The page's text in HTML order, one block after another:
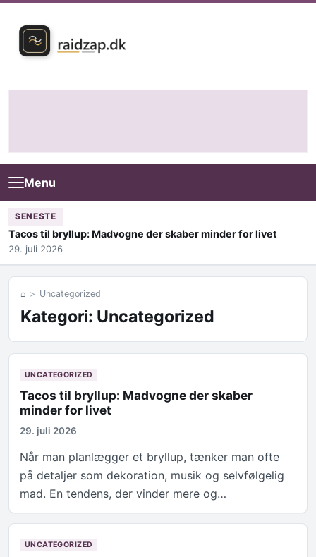
Menu
SENESTE
Tacos til bryllup: Madvogne der skaber minder for livet
29. juli 2026
⌂ Uncategorized
Kategori: Uncategorized
UNCATEGORIZED
Tacos til bryllup: Madvogne der skaber
minder for livet
29. juli 2026
Når man planlægger et bryllup, tænker man ofte
på detaljer som dekoration, musik og selvfølgelig
mad. En tendens, der vinder mere og…
UNCATEGORIZED